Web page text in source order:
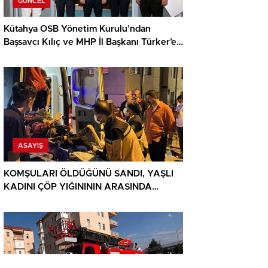
Kütahya OSB Yönetim Kurulu’ndan
Başsavcı Kılıç ve MHP İl Başkanı Türker’e
ASAYIŞ
KOMŞULARI ÖLDÜĞÜNÜ SANDI, YAŞLI
KADINI ÇÖP YIĞINININ ARASINDA